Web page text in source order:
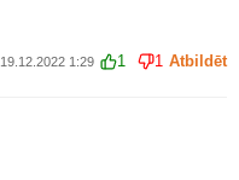
19.12.2022 1:29 1 1 Atbildēt